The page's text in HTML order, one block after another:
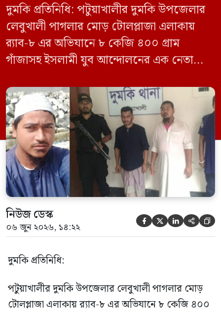
দুমকি প্রতিনিধি: পটুয়াখালীর দুমকি উপজেলার
লেবুখালী পাগলার মোড় টোলপ্লাজা এলাকায়
র‍্যাব-৮ এর অভিযানে ৮ কেজি ৪০০ গ্রাম
গাঁজাসহ ইসলামী যুব আন্দোলনের এক নেতাকে
ভিত্তিতে অভিযান চালিয়ে মাদক চক্রের আরও
এক সদস্যকে আটক করা হয়। র‍্যাব ও পুলিশ
সূত্রে জানা গেছে, শুক্রবার গোপন সংবাদের
ভিত্তিতে র‍্যাব-৮, সিপিসি-১ পটুয়াখালী ক্যাম্পের
[…]
নিউজ ডেস্ক
০৬ জুন ২০২৬, ১৪:২২     
দুমকি প্রতিনিধি:
পটুয়াখালীর দুমকি উপজেলার লেবুখালী পাগলার মোড়
টোলপ্লাজা এলাকায় র‍্যাব-৮ এর অভিযানে ৮ কেজি ৪০০